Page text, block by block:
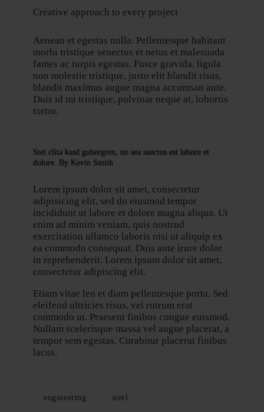
Creative approach to every project
Aenean et egestas nulla. Pellentesque habitant
morbi tristique senectus et netus et malesuada
fames ac turpis egestas. Fusce gravida, ligula
non molestie tristique, justo elit blandit risus,
blandit maximus augue magna accumsan ante.
Duis id mi tristique, pulvinar neque at, lobortis
tortor.
Stet clita kasd gubergren, no sea sanctus est labore et
dolore. By Kevin Smith
Lorem ipsum dolor sit amet, consectetur
adipisicing elit, sed do eiusmod tempor
incididunt ut labore et dolore magna aliqua. Ut
enim ad minim veniam, quis nostrud
exercitation ullamco laboris nisi ut aliquip ex
ea commodo consequat. Duis aute irure dolor
in reprehenderit. Lorem ipsum dolor sit amet,
consectetur adipiscing elit.
Etiam vitae leo et diam pellentesque porta. Sed
eleifend ultricies risus, vel rutrum erat
commodo ut. Praesent finibus congue euismod.
Nullam scelerisque massa vel augue placerat, a
tempor sem egestas. Curabitur placerat finibus
lacus.
engineering steel